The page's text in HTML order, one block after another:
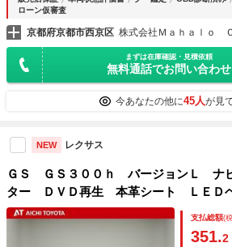
ローン仮審査
京都府京都市西京区 株式会社Ｍａｈａｌｏ
まずは在庫確認・見積依頼
無料通話でお問い合わせ
今あなたの他に45人が見
NEW レクサス
ＧＳ ＧＳ３００ｈ バージョンＬ ナ
ター ＤＶＤ再生 本革シート ＬＥＤ
ジックプレイヤー接続可 メモリーナ
ーズコントロール ドライブレコーダ
支払総額(
351.2